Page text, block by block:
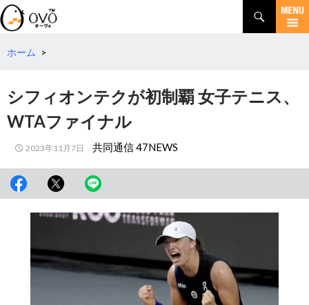
検
索
コ
テ
へ
動
ホーム >
シフィオンテクが初制覇 女子テニス、
WTAファイナル
2023年11月7日 共同通信 47NEWS